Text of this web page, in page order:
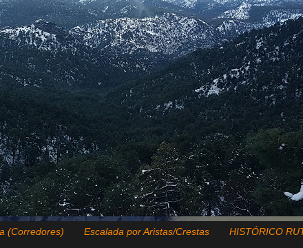
(Corredores) Escalada por Aristas/Crestas
HISTÓRICO